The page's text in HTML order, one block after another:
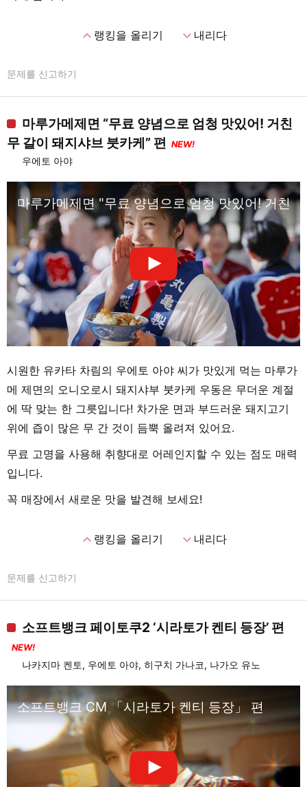
expand_less랭킹을 올리기 expand_more내리다
문제를 신고하기
마루가메제면 “무료 양념으로 엄청 맛있어! 거친
무 갈이 돼지샤브 붓카케” 편 NEW!
우에토 아야
마루가메제면 "무료 양념으로 엄청 맛있어! 거친
시원한 유카타 차림의 우에토 아야 씨가 맛있게 먹는 마루가
메 제면의 오니오로시 돼지샤부 붓카케 우동은 무더운 계절
에 딱 맞는 한 그릇입니다! 차가운 면과 부드러운 돼지고기
위에 즙이 많은 무 간 것이 듬뿍 올려져 있어요.
무료 고명을 사용해 취향대로 어레인지할 수 있는 점도 매력
입니다.
꼭 매장에서 새로운 맛을 발견해 보세요!
expand_less랭킹을 올리기 expand_more내리다
문제를 신고하기
소프트뱅크 페이토쿠2 ‘시라토가 켄티 등장’ 편
NEW!
나카지마 켄토, 우에토 아야, 히구치 가나코, 나가오 유노
소프트뱅크 CM 「시라토가 켄티 등장」 편